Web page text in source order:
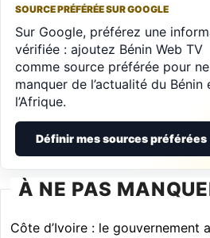
SOURCE PRÉFÉRÉE SUR GOOGLE
Sur Google, préférez une
vérifiée : ajoutez Bénin Web TV
comme source préférée pour
manquer de l’actualité du Bénin
l’Afrique.
Définir mes sources préférées
À NE PAS
Côte d’Ivoire : le gouvernement